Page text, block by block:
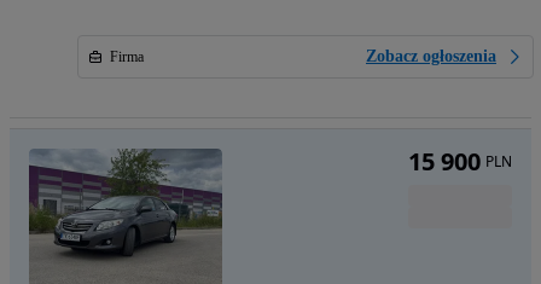
Firma Zobacz ogłoszenia
15 900 PLN